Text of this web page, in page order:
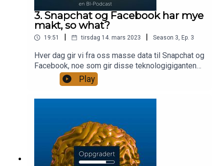
3. Snapchat og Facebook har mye
makt, so what?
19:51 | tirsdag 14. mars 2023 | Season 3, Ep. 3
Hver dag gir vi fra oss masse data til Snapchat og
Facebook, noe som gir disse teknologigigantene
enorm makt. Men trenger vi bry oss? I denne
episoden snakker vi om påvirkningen denne
typen selskaper har på livet vårt, og hvilke
samfunn med stadig mer teknologi. Gjester i
studio er Tore Tennøe, Direktør i Teknologirådet,
og Harald Øverby, Prorektor ved BI.
Play